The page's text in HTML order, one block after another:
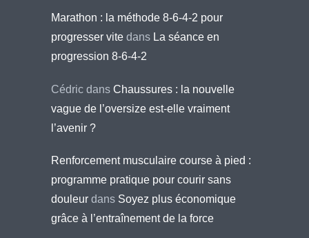
Marathon : la méthode 8-6-4-2 pour
progresser vite dans La séance en
progression 8-6-4-2
Cédric dans Chaussures : la nouvelle
vague de l’oversize est-elle vraiment
l’avenir ?
Renforcement musculaire course à pied :
programme pratique pour courir sans
douleur dans Soyez plus économique
grâce à l’entraînement de la force